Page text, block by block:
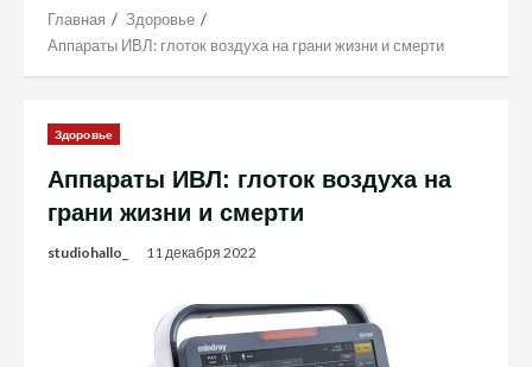
Главная
Здоровье
Аппараты ИВЛ: глоток воздуха на грани жизни и смерти
Здоровье
Аппараты ИВЛ: глоток воздуха на
грани жизни и смерти
studiohallo_ 11 декабря 2022